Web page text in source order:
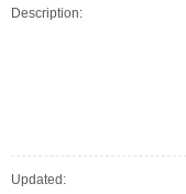
Description:
Updated: